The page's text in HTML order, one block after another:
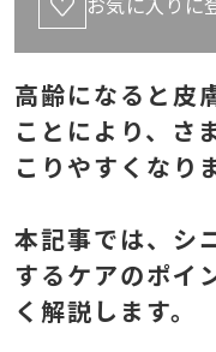
高齢になると皮
ことにより、さ
こりやすくなり
本記事では、シ
するケアのポイ
く解説します。